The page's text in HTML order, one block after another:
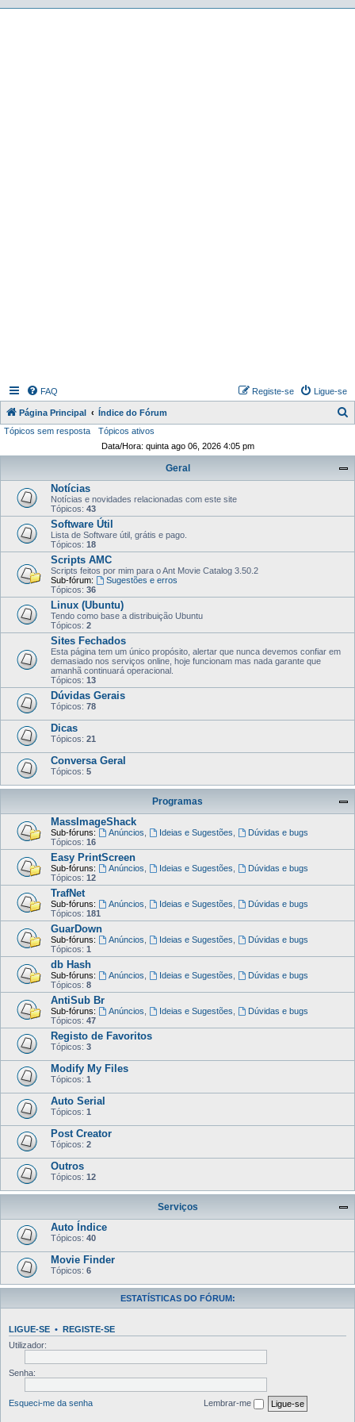
FAQ Ligue-se
Registe-se
Página Principal Índice do Fórum
Tópicos sem resposta
Tópicos ativos
Data/Hora: quinta ago 06, 2026 4:05 pm
Geral
Notícias
Notícias e novidades relacionadas com este site
Tópicos: 43
Software Útil
Lista de Software útil, grátis e pago.
Tópicos: 18
Scripts AMC
Scripts feitos por mim para o Ant Movie Catalog 3.50.2
Sub-fórum:
Sugestões e erros
Tópicos: 36
Linux (Ubuntu)
Tendo como base a distribuição Ubuntu
Tópicos: 2
Sites Fechados
Esta página tem um único propósito, alertar que nunca devemos confiar em
demasiado nos serviços online, hoje funcionam mas nada garante que
amanhã continuará operacional.
Tópicos: 13
Dúvidas Gerais
Tópicos: 78
Dicas
Tópicos: 21
Conversa Geral
Tópicos: 5
Programas
MassImageShack
Sub-fóruns: Anúncios Ideias e Sugestões
Dúvidas e bugs
Tópicos: 16
Easy PrintScreen
Sub-fóruns: Anúncios Ideias e Sugestões
Dúvidas e bugs
Tópicos: 12
TrafNet
Sub-fóruns: Anúncios Ideias e Sugestões
Dúvidas e bugs
Tópicos: 181
GuarDown
Sub-fóruns: Anúncios Ideias e Sugestões
Dúvidas e bugs
Tópicos: 1
db Hash
Sub-fóruns: Anúncios Ideias e Sugestões
Dúvidas e bugs
Tópicos: 8
AntiSub Br
Sub-fóruns: Anúncios Ideias e Sugestões
Dúvidas e bugs
Tópicos: 47
Registo de Favoritos
Tópicos: 3
Modify My Files
Tópicos: 1
Auto Serial
Tópicos: 1
Post Creator
Tópicos: 2
Outros
Tópicos: 12
Serviços
Auto Índice
Tópicos: 40
Movie Finder
Tópicos: 6
ESTATÍSTICAS DO FÓRUM:
LIGUE-SE • REGISTE-SE
Utilizador:
Senha:
Esqueci-me da senha Lembrar-me